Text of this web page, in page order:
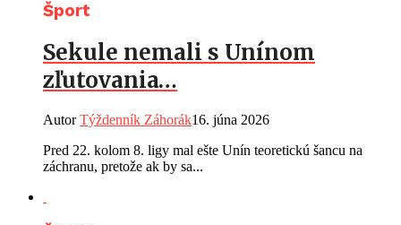
Šport
Sekule nemali s Unínom
zľutovania…
AutorTýždenník Záhorák16. júna 2026
Pred 22. kolom 8. ligy mal ešte Unín teoretickú šancu na
záchranu, pretože ak by sa...